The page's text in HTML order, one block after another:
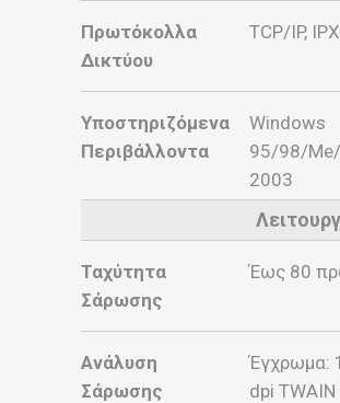
Πρωτόκολλα
Δικτύου
TCP/IP,
Υποστηριζόμενα
Περιβάλλοντα
Windows
95/98/
2003
Ταχύτητα
Σάρωσης
Έως 80
Ανάλυση
Σάρωσης
Έγχρωμα:
dpi TWAIN